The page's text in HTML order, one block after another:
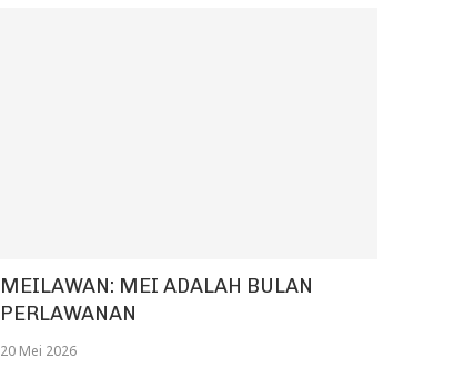
MEILAWAN: MEI ADALAH BULAN
PERLAWANAN
20 Mei 2026